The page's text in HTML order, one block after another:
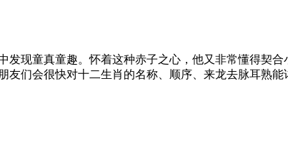
发现童真童趣。怀着这种赤子之心，他又非常懂得契
友们会很快对十二生肖的名称、顺序、来龙去脉耳